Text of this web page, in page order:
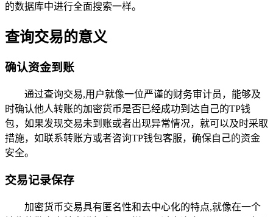
的数据库中进行全面搜索一样。
查询交易的意义
确认资金到账
通过查询交易,用户就像一位严谨的财务审计员，能够及
时确认他人转账的加密货币是否已经成功到达自己的TP钱
包，如果发现交易未到账或者出现异常情况，就可以及时采取
措施，如联系转账方或者咨询TP钱包客服，确保自己的资金
安全。
交易记录保存
加密货币交易具有匿名性和去中心化的特点,就像在一个